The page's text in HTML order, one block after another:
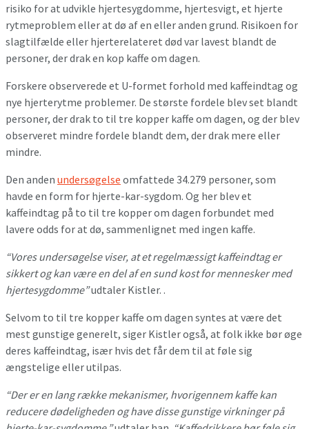
risiko for at udvikle hjertesygdomme, hjertesvigt, et hjerte
rytmeproblem eller at dø af en eller anden grund. Risikoen for
slagtilfælde eller hjerterelateret død var lavest blandt de
personer, der drak en kop kaffe om dagen.
Forskere observerede et U-formet forhold med kaffeindtag og
nye hjerterytme problemer. De største fordele blev set blandt
personer, der drak to til tre kopper kaffe om dagen, og der blev
observeret mindre fordele blandt dem, der drak mere eller
mindre.
Den anden undersøgelse omfattede 34.279 personer, som
havde en form for hjerte-kar-sygdom. Og her blev et
kaffeindtag på to til tre kopper om dagen forbundet med
lavere odds for at dø, sammenlignet med ingen kaffe.
“Vores undersøgelse viser, at et regelmæssigt kaffeindtag er
sikkert og kan være en del af en sund kost for mennesker med
hjertesygdomme”udtaler Kistler. .
Selvom to til tre kopper kaffe om dagen syntes at være det
mest gunstige generelt, siger Kistler også, at folk ikke bør øge
deres kaffeindtag, især hvis det får dem til at føle sig
ængstelige eller utilpas.
“Der er en lang række mekanismer, hvorigennem kaffe kan
reducere dødeligheden og have disse gunstige virkninger på